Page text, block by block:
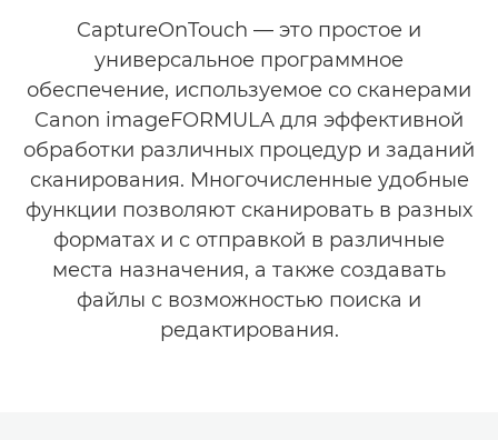
СОПУТСТВУЮЩИЕ ПРОДУКТЫ
CaptureOnTouch — это простое и
универсальное программное
обеспечение, используемое со сканерами
Canon imageFORMULA для эффективной
обработки различных процедур и заданий
сканирования. Многочисленные удобные
функции позволяют сканировать в разных
форматах и с отправкой в различные
места назначения, а также создавать
файлы с возможностью поиска и
редактирования.